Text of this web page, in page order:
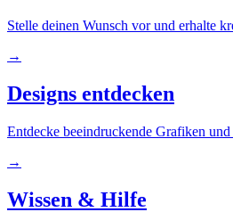
Stelle deinen Wunsch vor und erhalte
→
Designs entdecken
Entdecke beeindruckende Grafiken und
→
Wissen & Hilfe